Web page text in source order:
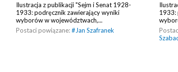
Ilustracja z publikacji "Sejm i Senat 1928-
1933: podręcznik zawierający wyniki
wyborów w województwach,...
Postaci powiązane:# Jan Szafranek
1933: